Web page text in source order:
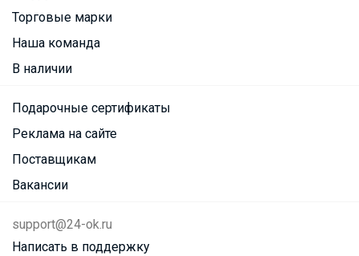
Торговые марки
Наша команда
В наличии
Подарочные сертификаты
Реклама на сайте
Поставщикам
Вакансии
support@24-ok.ru
Написать в поддержку